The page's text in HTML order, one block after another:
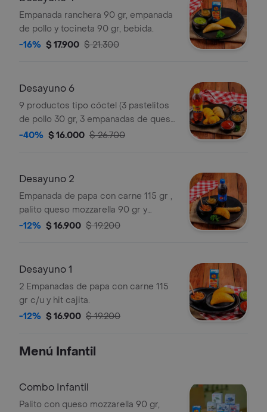
Empanada ranchera 90 gr, empanada
de pollo y tocineta 90 gr, bebida.
-16% $ 17.900 $ 21.300
Desayuno 6
9 productos tipo cóctel (3 pastelitos
de pollo 30 gr, 3 empanadas de queso
25 g, 3 empanadas de papa 25 g) +
-40% $ 16.000 $ 26.700
Desayuno 2
Empanada de papa con carne 115 gr ,
palito queso mozzarella 90 gr y
bebida.
-12% $ 16.900 $ 19.200
Desayuno 1
2 Empanadas de papa con carne 115
gr c/u y hit cajita.
-12% $ 16.900 $ 19.200
Menú Infantil
Combo Infantil
Palito con queso mozzarella 90 gr,